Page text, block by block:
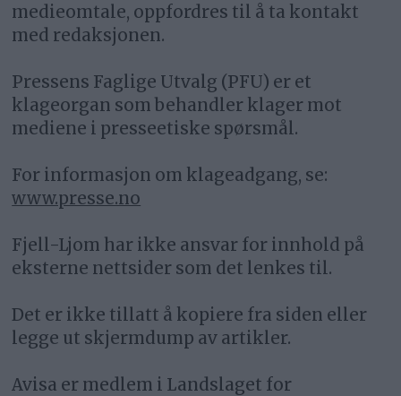
medieomtale, oppfordres til å ta kontakt
med redaksjonen.
Pressens Faglige Utvalg (PFU) er et
klageorgan som behandler klager mot
mediene i presseetiske spørsmål.
For informasjon om klageadgang, se:
www.presse.no
Fjell-Ljom har ikke ansvar for innhold på
eksterne nettsider som det lenkes til.
Det er ikke tillatt å kopiere fra siden eller
legge ut skjermdump av artikler.
Avisa er medlem i Landslaget for